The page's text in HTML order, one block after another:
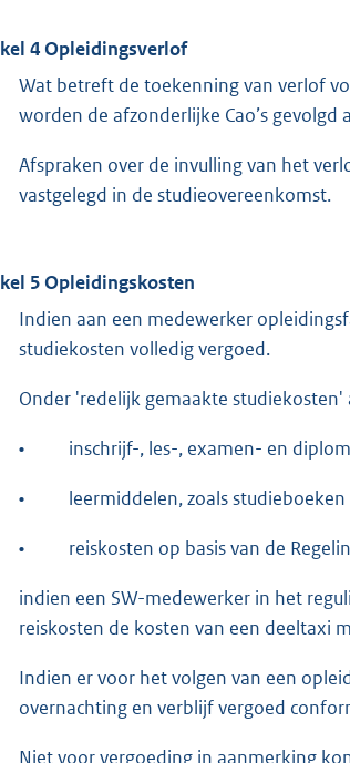
4 Opleidingsverlof
Wat betreft de toekenning van verlof
worden de afzonderlijke Cao’s
Afspraken over de invulling van het
vastgelegd in de studieovereenkomst.
5 Opleidingskosten
Indien aan een medewerker
studiekosten volledig vergoed.
Onder 'redelijk gemaakte
• inschrijf-, les-, examen- en
• leermiddelen, zoals
• reiskosten op basis van de
indien een SW-medewerker in het
reiskosten de kosten van een deeltaxi
Indien er voor het volgen van een
overnachting en verblijf vergoed
Niet voor vergoeding in aanmerking